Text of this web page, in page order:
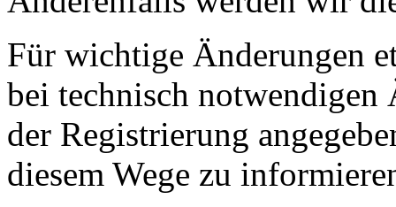
Für wichtige Änderungen
bei technisch
der Registrierung
diesem Wege zu